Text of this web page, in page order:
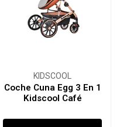
KIDSCOOL
Coche Cuna Egg 3 En 1
Kidscool Café